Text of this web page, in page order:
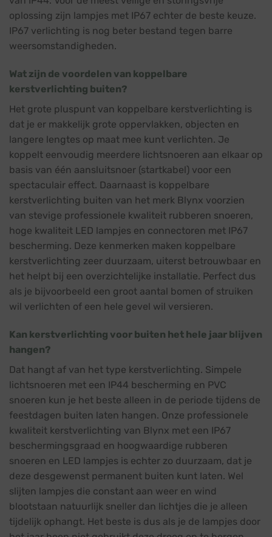
oplossing zijn lampjes met IP67 echter de beste keuze.
IP67 verlichting is nog beter bestand tegen barre
weersomstandigheden.
Wat zijn de voordelen van koppelbare
kerstverlichting buiten?
Het grote pluspunt van koppelbare kerstverlichting is
dat je er makkelijk grote oppervlakken, objecten en
langere lengtes op maat mee kunt verlichten. Je
koppelt eenvoudig meerdere lichtsnoeren aan elkaar op
basis van één aansluitsnoer (startkabel) voor een
spectaculair effect. Daarnaast is koppelbare
kerstverlichting buiten van het merk Blynx voorzien
van stevige professionele kwaliteit rubberen snoeren,
hoge kwaliteit LED lampjes en connectoren met IP67
bescherming. Deze kenmerken maken koppelbare
kerstverlichting zeer duurzaam, uiterst betrouwbaar en
het helpt bij een overzichtelijke installatie. Perfect dus
als je bijvoorbeeld een groot aantal bomen of struiken
wil verlichten of een hele gevel wil versieren.
Kan kerstverlichting voor buiten het hele jaar blijven
hangen?
Dat hangt af van het type kerstverlichting. Simpele
lichtsnoeren met een IP44 bescherming en PVC
snoeren kun je het beste alleen in de periode tijdens de
feestdagen buiten laten hangen. Onze professionele
kwaliteit kerstverlichting van Blynx met een IP67
beschermingsgraad en hoogwaardige rubberen
snoeren en LED lampjes is echter zo duurzaam, dat je
deze desgewenst permanent buiten kunt laten. Wel
slijten lampjes die constant aan weer en wind
blootstaan natuurlijk sneller dan lichtjes die je alleen
tijdelijk ophangt. Het beste is dus als je de lampjes door